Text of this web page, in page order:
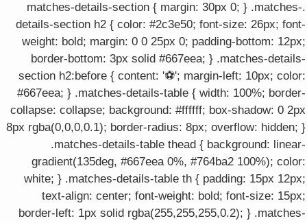
.matches-details-section { margin: 30px 0; } .matches-
details-section h2 { color: #2c3e50; font-size: 26px; font-
weight: bold; margin: 0 0 25px 0; padding-bottom: 12px;
border-bottom: 3px solid #667eea; } .matches-details-
section h2:before { content: '⚽'; margin-left: 10px; color:
#667eea; } .matches-details-table { width: 100%; border-
collapse: collapse; background: #ffffff; box-shadow: 0 2px
8px rgba(0,0,0,0.1); border-radius: 8px; overflow: hidden; }
.matches-details-table thead { background: linear-
gradient(135deg, #667eea 0%, #764ba2 100%); color:
white; } .matches-details-table th { padding: 15px 12px;
text-align: center; font-weight: bold; font-size: 15px;
border-left: 1px solid rgba(255,255,255,0.2); } .matches-